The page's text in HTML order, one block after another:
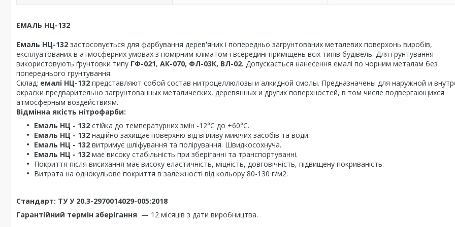
ЕМАЛЬ НЦ-132
Емаль НЦ-132 застосовується для фарбування дерев'яних і попередньо загрунтованих металевих поверхонь виробів,
експлуатованих в атмосферних умовах з помірним кліматом і всередині приміщень всіх типів будівель. Для грунтування
використовують ґрунтовки типу ГФ-021, АК-070, ФЛ-03К, ВЛ-02. Допускається нанесення емалі по чорним металам без
попереднього грунтування.
Склад: емалі НЦ-132 представляют собой состав нитроцеллюлозы и алкидной смолы. Предназначены для наружной и
окраски предварительно загрунтованных металических, деревянных и других поверхностей, в том числе подвергающихся
атмосферным воздействиям.
Відмінна якість нітрофарби:
Емаль НЦ - 132 стійка до температурних змін -12°C до +60°C.
Емаль НЦ - 132 надійно захищає поверхню від впливу миючих засобів та води.
Емаль НЦ - 132 витримує шліфування та полірування. Швидкосохнуча.
Емаль НЦ - 132 має високу стабільність при зберіганні та транспортуванні.
Покриття після висихання має високу еластичність, міцність, довговічність, підвищену покриваність.
Витрата на однокульове покриття в залежності від кольору 80-130 г/м2.
Стандарт: ТУ У 20.3-2970014029-005:2018
Гарантійний термін зберігання — 12 місяців з дати виробництва.